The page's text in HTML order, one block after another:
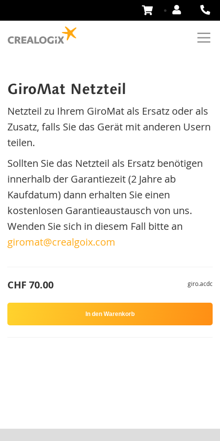
Zum
Inhalt
GiroMat Netzteil
Netzteil zu Ihrem GiroMat als Ersatz oder als
Zusatz, falls Sie das Gerät mit anderen Usern
teilen.
Sollten Sie das Netzteil als Ersatz benötigen
innerhalb der Garantiezeit (2 Jahre ab
Kaufdatum) dann erhalten Sie einen
kostenlosen Garantieaustausch von uns.
Wenden Sie sich in diesem Fall bitte an
giromat@crealgoix.com
CHF 70.00 giro.acdc
In den Warenkorb